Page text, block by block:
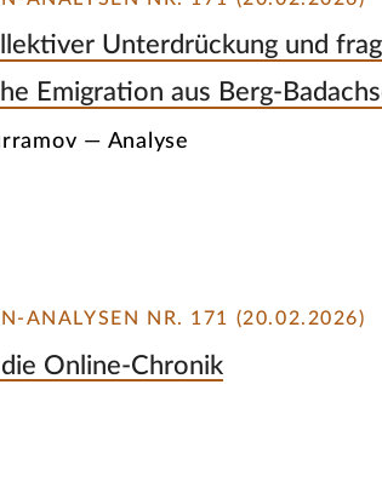
Unterdrückung und
Emigration aus Berg-
— Analyse
ANALYSEN NR. 171 (20.02.2026)
Online-Chronik